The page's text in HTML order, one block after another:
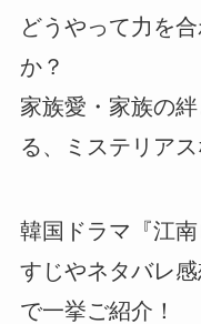
どうやって力を
か？
家族愛・家族の
る、ミステリア
韓国ドラマ『江
すじやネタバレ
で一挙ご紹介！